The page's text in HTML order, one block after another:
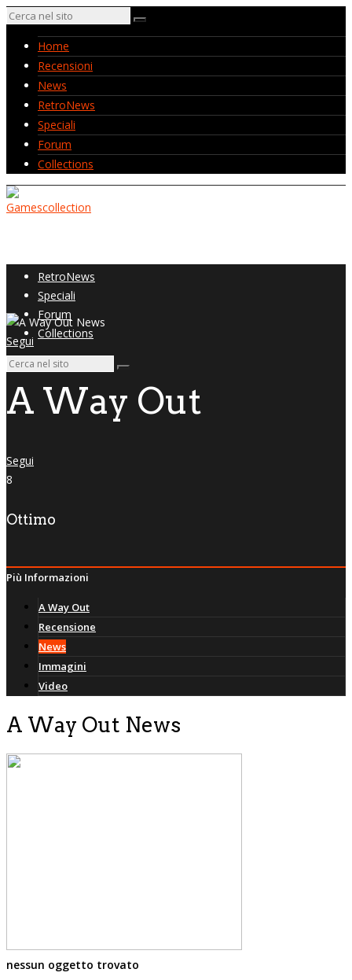
Home
Recensioni
News
RetroNews
Speciali
Forum
Collections
RetroNews
Speciali
Forum
Collections
Segui
A Way Out
Segui
8
Ottimo
Più Informazioni
A Way Out
Recensione
News
Immagini
Video
A Way Out News
nessun oggetto trovato